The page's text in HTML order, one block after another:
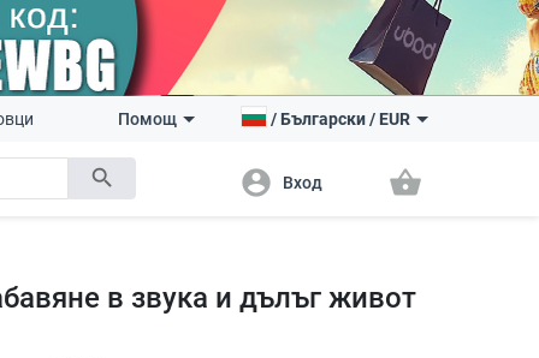
search
Помощ /Български/ EUR
account_circle Вход shopping_basket
в звука и дълъг живот